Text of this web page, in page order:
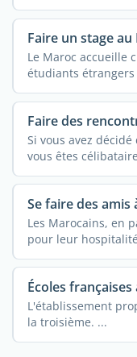
Faire un stage
Le Maroc accueille
étudiants
Faire des
Si vous avez
vous êtes
Se faire des amis
Les Marocains, en
pour leur
Écoles
L'établissement
la troisième. ...